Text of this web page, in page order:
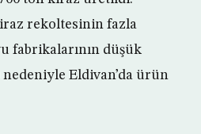
rekoltesinin fazla
fabrikalarının düşük
Eldivan’da ürün